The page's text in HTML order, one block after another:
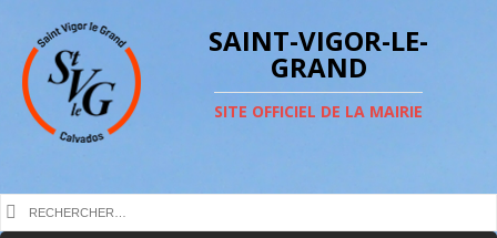
SAINT-VIGOR-LE-
GRAND
SITE OFFICIEL DE LA MAIRIE